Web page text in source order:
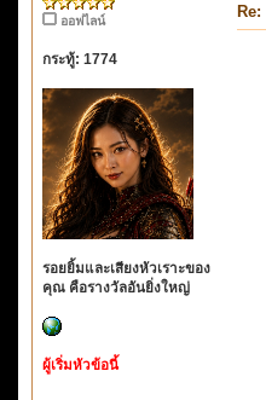
ออฟไลน์
กระทู้: 1774
รอยยิ้มและเสียงหัวเราะของ
คุณ คือรางวัลอันยิ่งใหญ่
ผู้เริ่มหัวข้อนี้